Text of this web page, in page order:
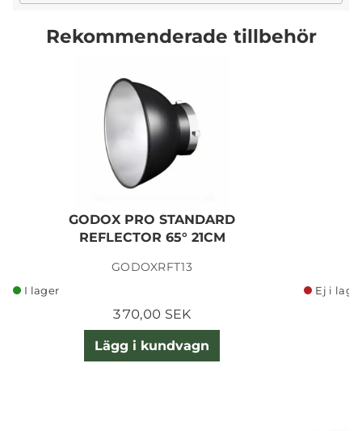
Rekommenderade tillbehör
GODOX PRO STANDARD
REFLECTOR 65° 21CM
GODOXRFT13
I lager
370,00 SEK
Lägg i kundvagn
Ej i